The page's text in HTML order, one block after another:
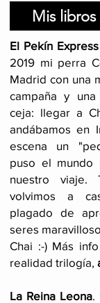
Mis
El Pekín
2019 mi perra
Madrid con una
campaña y
ceja: llegar a
andábamos en
escena un
puso el mundo
nuestro viaje.
volvimos a
plagado de
seres
Chai :-) Más
realidad trilogía,
La Reina Leona.